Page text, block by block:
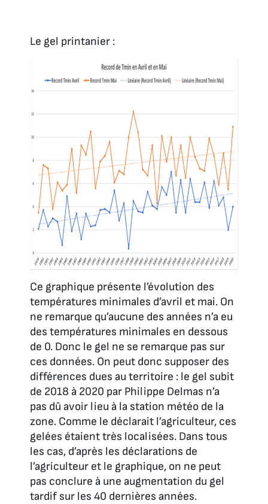
Le gel printanier :
Ce graphique présente l’évolution des
températures minimales d’avril et mai. On
ne remarque qu’aucune des années n’a eu
des températures minimales en dessous
de 0. Donc le gel ne se remarque pas sur
ces données. On peut donc supposer des
différences dues au territoire : le gel subit
de 2018 à 2020 par Philippe Delmas n’a
pas dû avoir lieu à la station météo de la
zone. Comme le déclarait l’agriculteur, ces
gelées étaient très localisées. Dans tous
les cas, d’après les déclarations de
l’agriculteur et le graphique, on ne peut
pas conclure à une augmentation du gel
tardif sur les 40 dernières années.